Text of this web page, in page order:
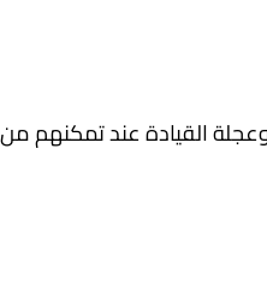
القيادة عند تمكنهم من